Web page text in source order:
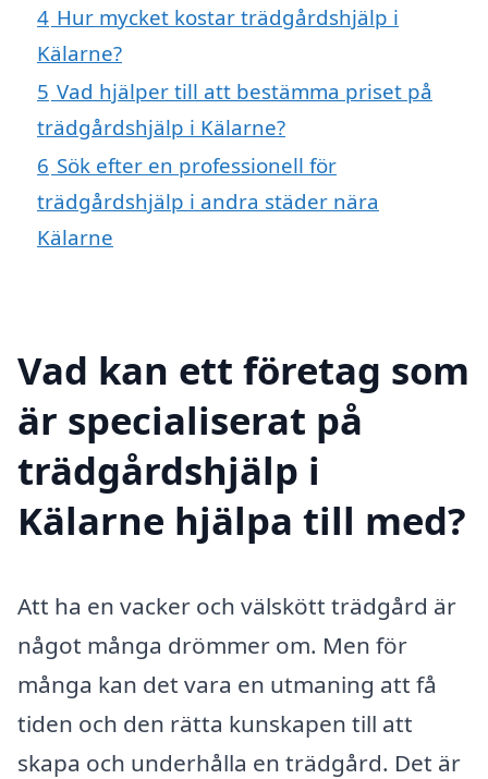
4 Hur mycket kostar trädgårdshjälp i
Kälarne?
5 Vad hjälper till att bestämma priset på
trädgårdshjälp i Kälarne?
6 Sök efter en professionell för
trädgårdshjälp i andra städer nära
Kälarne
Vad kan ett företag som
är specialiserat på
trädgårdshjälp i
Kälarne hjälpa till med?
Att ha en vacker och välskött trädgård är
något många drömmer om. Men för
många kan det vara en utmaning att få
tiden och den rätta kunskapen till att
skapa och underhålla en trädgård. Det är